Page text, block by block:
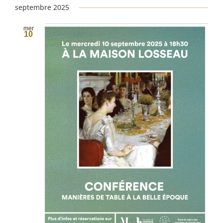
septembre 2025
mer
10